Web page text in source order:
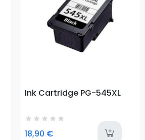
available
Ink Cartridge PG-545XL
18,90 €